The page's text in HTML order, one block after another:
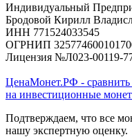
Индивидуальный
Бродовой Кирилл
ИНН 771524033545
ОГРНИП
Лицензия №Л023-00119-
ЦенаМонет.РФ -
на инвестиционные
Подтверждаем, что все
нашу экспертную оценку.